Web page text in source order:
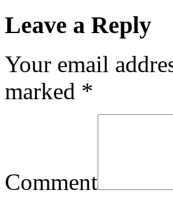
Leave a Reply
Your email
marked *
Comment